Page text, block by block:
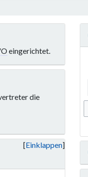
eingerichtet.
die
Einklappen